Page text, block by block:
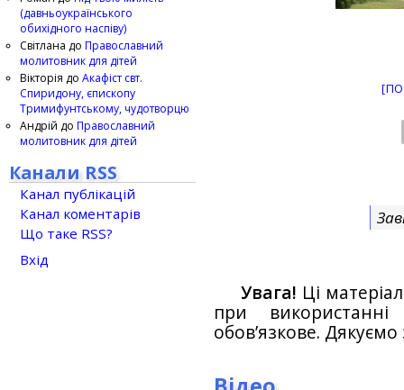
Увага! Ці
при
обов’язкове.
(давньоукраїнського
обихідного наспіву)
Світлана до Православний
молитовник для дітей
Вікторія до Акафіст свт.
Спиридону, єпископу
Тримифунтському, чудотворцю
Андрій до Православний
молитовник для дітей
Канали RSS
Канал публікацій
Канал коментарів
Що таке RSS?
Вхід